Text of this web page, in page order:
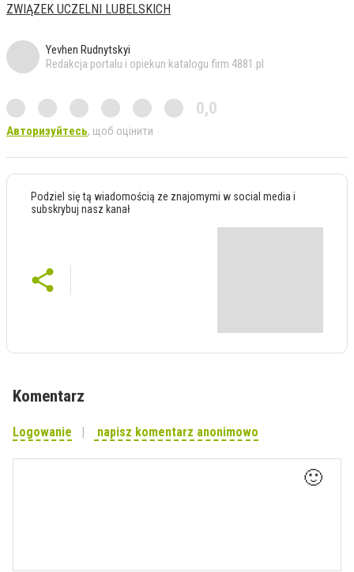
ZWIĄZEK UCZELNI LUBELSKICH
Yevhen Rudnytskyi
Redakcja portalu i opiekun katalogu firm 4881.pl
0,0
Авторизуйтесь, щоб оцінити
Podziel się tą wiadomością ze znajomymi w social media i
subskrybuj nasz kanał
Komentarz
Logowanie napisz komentarz anonimowo
🙂